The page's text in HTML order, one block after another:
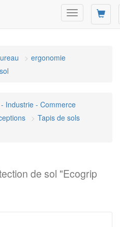
Changer
mode
ergonomie
Industrie - Commerce
Tapis de sols
de sol "Ecogrip